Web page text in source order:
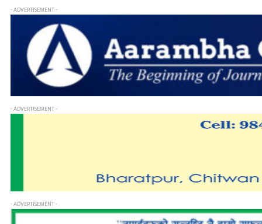
- ADVERTISEMENT -
- ADVERTISEMENT -
- ADVERTISEMENT -